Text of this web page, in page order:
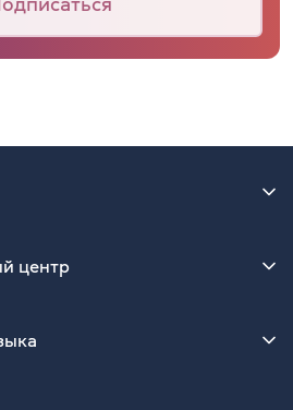
центр